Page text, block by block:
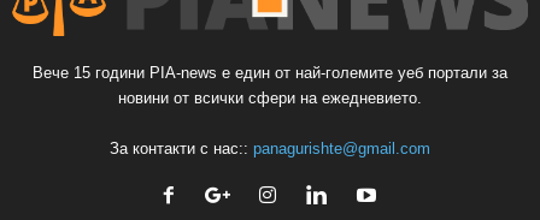
Вече 15 години PIA-news е един от най-големите уеб портали за
новини от всички сфери на ежедневието.
За контакти с нас:: panagurishte@gmail.com